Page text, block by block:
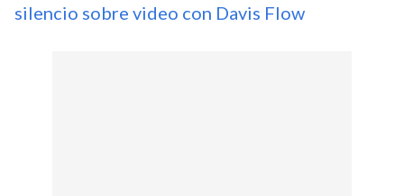
silencio sobre video con Davis Flow